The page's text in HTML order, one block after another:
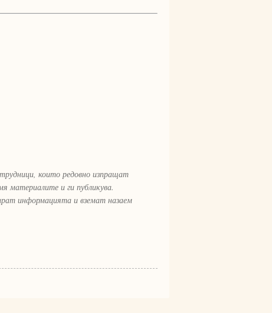
които редовно изпращат
материалите и ги публикува.
информацията и вземат назаем